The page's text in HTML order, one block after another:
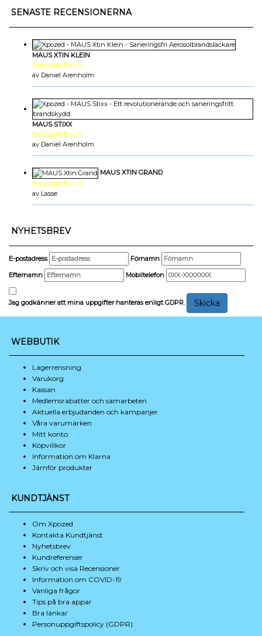
SENASTE RECENSIONERNA
MAUS XTIN KLEIN
Betygsatt 5av 5
av Daniel Arenholm
MAUS STIXX
Betygsatt 5av 5
av Daniel Arenholm
MAUS XTIN GRAND
Betygsatt 5av 5
av Lasse
NYHETSBREV
E-postadress
Förnamn
Efternamn
Mobiltelefon
Jag godkänner att mina uppgifter hanteras enligtGDPR. Skicka
WEBBUTIK
Lagerrensning
Varukorg
Kassan
Medlemsrabatter och samarbeten
Aktuella erbjudanden och kampanjer
Våra varumärken
Mitt konto
Köpvillkor
Information om Klarna
Jämför produkter
KUNDTJÄNST
Om Xpozed
Kontakta Kundtjänst
Nyhetsbrev
Kundreferenser
Skriv och visa Recensioner
Information om COVID-19
Vanliga frågor
Tips på bra appar
Bra länkar
Personuppgifts­policy (GDPR)